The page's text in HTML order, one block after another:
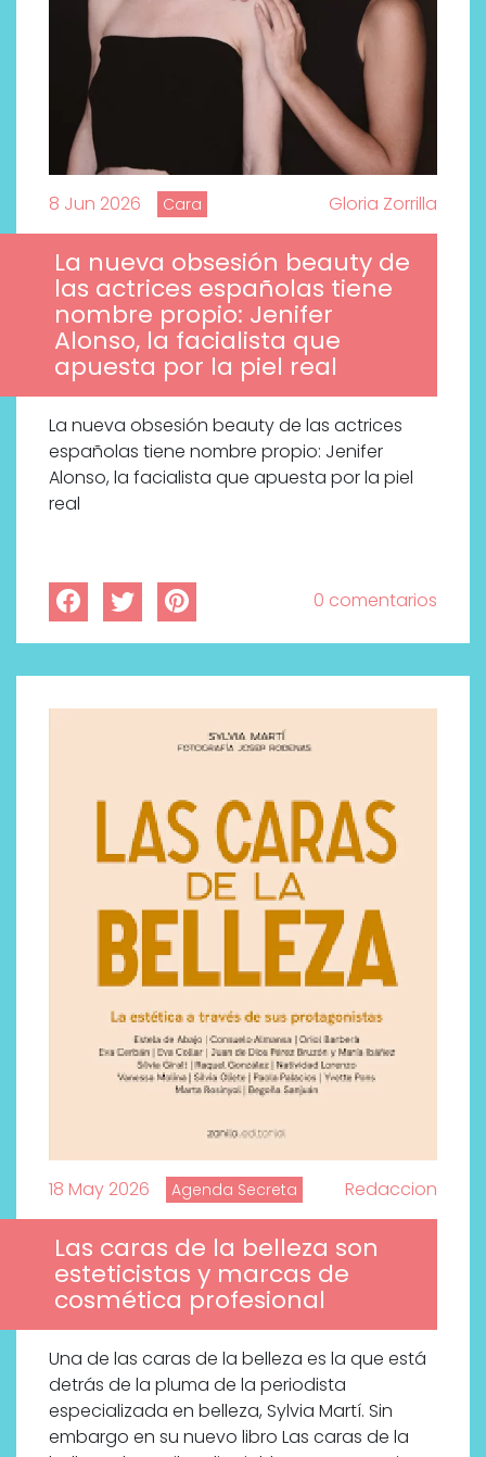
8 Jun 2026 Cara Gloria Zorrilla
La nueva obsesión beauty de
las actrices españolas tiene
nombre propio: Jenifer
Alonso, la facialista que
apuesta por la piel real
La nueva obsesión beauty de las actrices
españolas tiene nombre propio: Jenifer
Alonso, la facialista que apuesta por la piel
real
0 comentarios
18 May 2026 Agenda Secreta Redaccion
Las caras de la belleza son
esteticistas y marcas de
cosmética profesional
Una de las caras de la belleza es la que está
detrás de la pluma de la periodista
especializada en belleza, Sylvia Martí. Sin
embargo en su nuevo libro Las caras de la